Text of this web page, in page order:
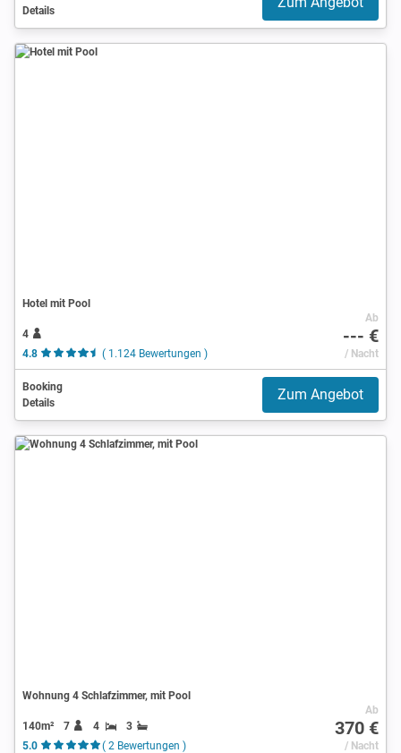
Details
Hotel mit Pool
4
4.8
( 1.124 Bewertungen )
Ab
--- €
/ Nacht
Booking
Details
Zum Angebot
Wohnung 4 Schlafzimmer, mit Pool
140m² 7 4
3
5.0
( 2 Bewertungen )
Ab
370 €
/ Nacht